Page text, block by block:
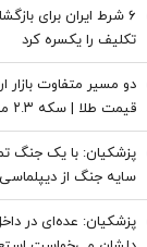
تکلیف را یکسره کرد
دو مسیر متفاوت بازار
قیمت طلا | سکه ۲.۳ میلیون گران شد
پزشکیان: با یک جنگ
سایه جنگ از
نیست
پزشکیان: عده‌ای در